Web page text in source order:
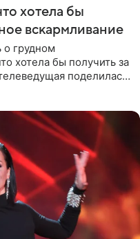
хотела бы
вскармливание
о грудном
хотела бы получить за
поделилась